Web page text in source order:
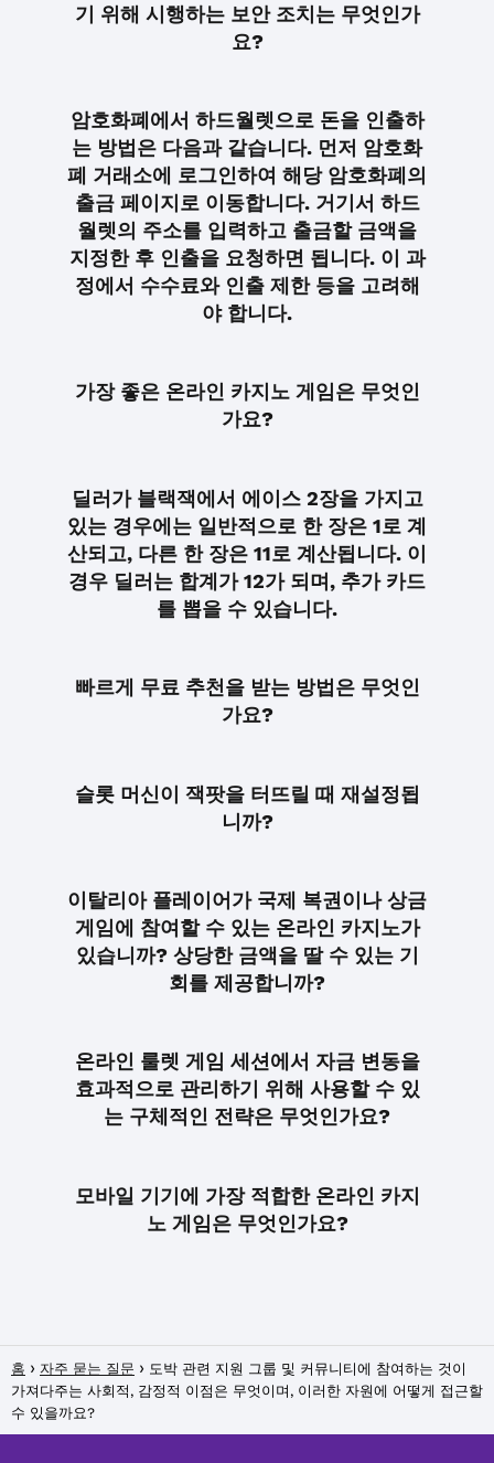
기 위해 시행하는 보안 조치는 무엇인가
요?
암호화폐에서 하드월렛으로 돈을 인출하
는 방법은 다음과 같습니다. 먼저 암호화
폐 거래소에 로그인하여 해당 암호화폐의
출금 페이지로 이동합니다. 거기서 하드
월렛의 주소를 입력하고 출금할 금액을
지정한 후 인출을 요청하면 됩니다. 이 과
정에서 수수료와 인출 제한 등을 고려해
야 합니다.
가장 좋은 온라인 카지노 게임은 무엇인
가요?
딜러가 블랙잭에서 에이스 2장을 가지고
있는 경우에는 일반적으로 한 장은 1로 계
산되고, 다른 한 장은 11로 계산됩니다. 이
경우 딜러는 합계가 12가 되며, 추가 카드
를 뽑을 수 있습니다.
빠르게 무료 추천을 받는 방법은 무엇인
가요?
슬롯 머신이 잭팟을 터뜨릴 때 재설정됩
니까?
이탈리아 플레이어가 국제 복권이나 상금
게임에 참여할 수 있는 온라인 카지노가
있습니까? 상당한 금액을 딸 수 있는 기
회를 제공합니까?
온라인 룰렛 게임 세션에서 자금 변동을
효과적으로 관리하기 위해 사용할 수 있
는 구체적인 전략은 무엇인가요?
모바일 기기에 가장 적합한 온라인 카지
노 게임은 무엇인가요?
홈 자주 묻는 질문
도박 관련 지원 그룹 및 커뮤니티에 참여하는 것이
가져다주는 사회적, 감정적 이점은 무엇이며, 이러한 자원에 어떻게 접근할
수 있을까요?